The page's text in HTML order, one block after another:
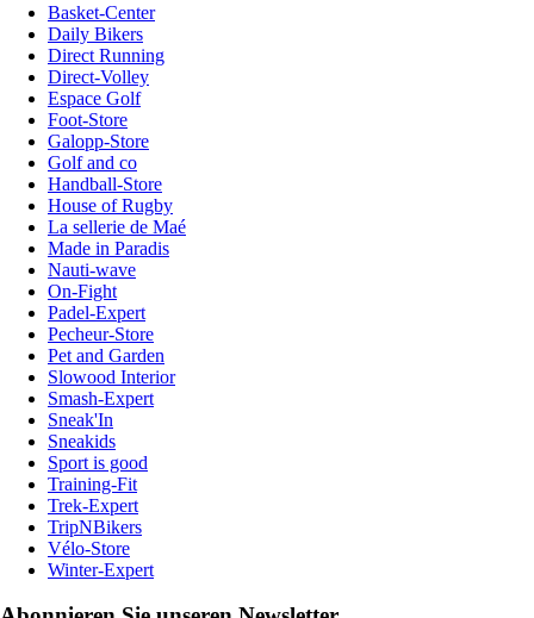
Basket-Center
Daily Bikers
Direct Running
Direct-Volley
Espace Golf
Foot-Store
Galopp-Store
Golf and co
Handball-Store
House of Rugby
La sellerie de Maé
Made in Paradis
Nauti-wave
On-Fight
Padel-Expert
Pecheur-Store
Pet and Garden
Slowood Interior
Smash-Expert
Sneak'In
Sneakids
Sport is good
Training-Fit
Trek-Expert
TripNBikers
Vélo-Store
Winter-Expert